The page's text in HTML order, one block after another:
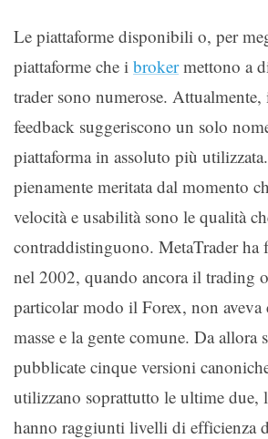
Le piattaforme disponibili o, per
piattaforme che i brokermettono a
trader sono numerose.
feedback suggeriscono un solo
piattaforma in assoluto più
pienamente meritata dal momento
velocità e usabilità sono le qualità
contraddistinguono. MetaTrader ha
nel 2002, quando ancora il trading
particolar modo il Forex, non aveva
masse e la gente comune. Da allora
pubblicate cinque versioni
utilizzano soprattutto le ultime due,
hanno raggiunti livelli di efficienza